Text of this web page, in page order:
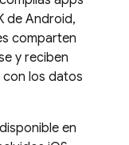
de Android,
comparten
y reciben
los datos
en